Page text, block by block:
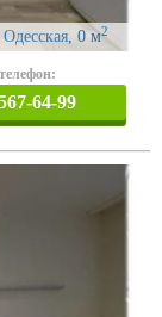
, 0 м2
64-99